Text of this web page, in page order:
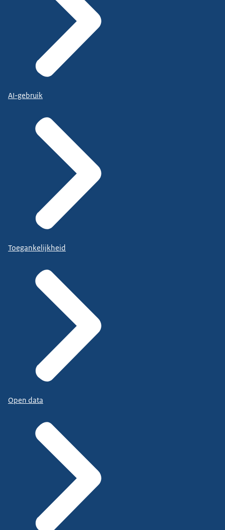
AI-gebruik
Toegankelijkheid
Open data